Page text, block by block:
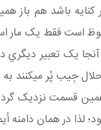
باشد هم باز
است فقط يک مار
يک تعبير ديگري
جِيب پُر مي کنند
قسمت نزديک گردن،
لذا در همان دامنه